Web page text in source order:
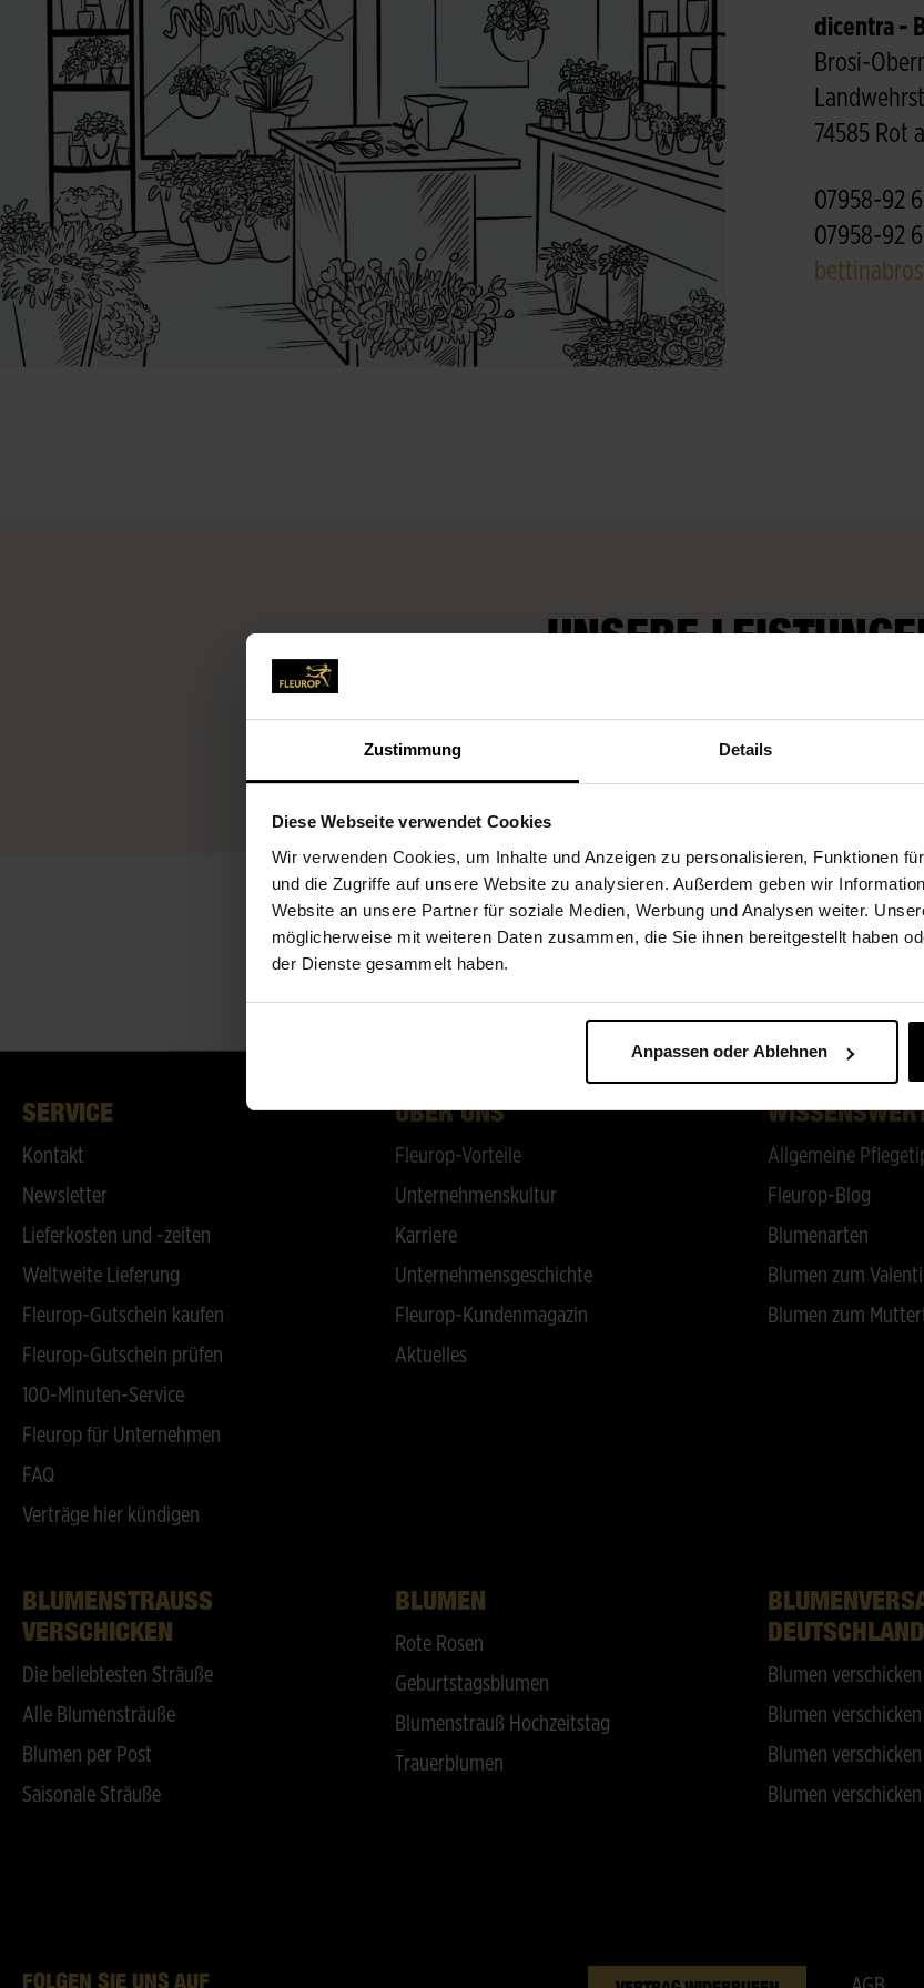
Zustimmung Details
Diese Webseite verwendet Cookies
Wir verwenden Cookies, um Inhalte und Anzeigen zu personalisieren, Funktionen
und die Zugriffe auf unsere Website zu analysieren. Außerdem geben wir
Website an unsere Partner für soziale Medien, Werbung und Analysen weiter.
möglicherweise mit weiteren Daten zusammen, die Sie ihnen bereitgestellt haben
der Dienste gesammelt haben.
Anpassen oder Ablehnen
dicentra -
Brosi-
74585 Rot
07958-92
07958-92
UNSERE
SERVICE
Kontakt
Newsletter
Lieferkosten und -zeiten
Weltweite Lieferung
Fleurop-Gutschein kaufen
Fleurop-Gutschein prüfen
100-Minuten-Service
Fleurop für Unternehmen
FAQ
Verträge hier kündigen
ÜBER UNS
Fleurop-Vorteile
Unternehmenskultur
Karriere
Unternehmensgeschichte
Fleurop-Kundenmagazin
Aktuelles
Allgemeine
Fleurop-Blog
Blumenarten
Blumen zum
Blumen zum
BLUMENSTRAUSS V
ERSCHICKEN
Die beliebtesten Sträuße
Alle Blumensträuße
Blumen per Post
Saisonale Sträuße
BLUMEN
Rote Rosen
Geburtstagsblumen
Blumenstrauß Hochzeitstag
Trauerblumen
DEUTSCHLAND
Blumen
Blumen
Blumen
Blumen
FOLGEN SIE UNS AUF